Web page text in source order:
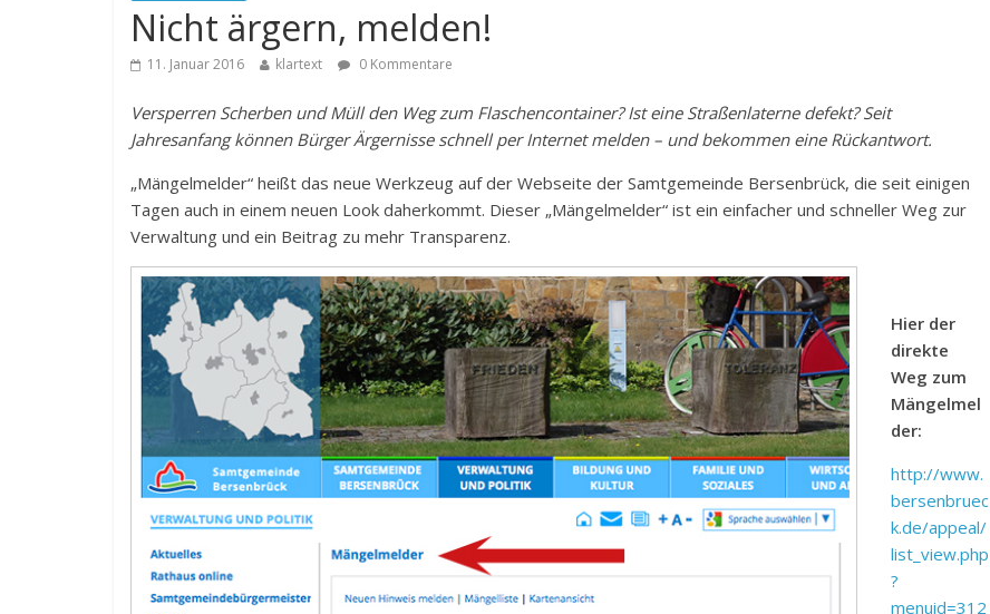
Nicht ärgern, melden!
11. Januar 2016 klartext 0 Kommentare
Versperren Scherben und Müll den Weg zum Flaschencontainer? Ist eine Straßenlaterne defekt? Seit
Jahresanfang können Bürger Ärgernisse schnell per Internet melden – und bekommen eine Rückantwort.
„Mängelmelder“ heißt das neue Werkzeug auf der Webseite der Samtgemeinde Bersenbrück, die seit einigen
Tagen auch in einem neuen Look daherkommt. Dieser „Mängelmelder“ ist ein einfacher und schneller Weg zur
Verwaltung und ein Beitrag zu mehr Transparenz.
Hier der
direkte
Weg zum
Mängelmel
der:
http://www.
bersenbruec
k.de/appeal/
list_view.php
?
menuid=312